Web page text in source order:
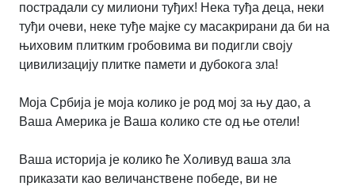
пострадали су милиони туђих! Нека туђа деца, неки
туђи очеви, неке туђе мајке су масакрирани да би на
њиховим плитким гробовима ви подигли своју
цивилизацију плитке памети и дубокога зла!
Моја Србија је моја колико је род мој за њу дао, а
Ваша Америка је Ваша колико сте од ње отели!
Ваша историја је колико ће Холивуд ваша зла
приказати као величанствене победе, ви не